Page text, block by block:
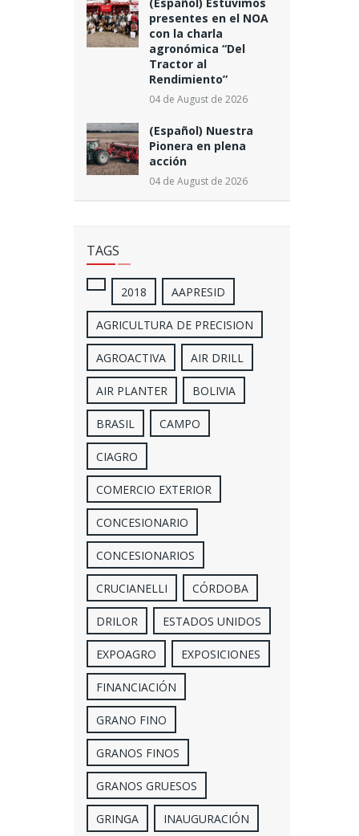
(Español) Estuvimos
presentes en el NOA
con la charla
agronómica “Del
Tractor al
Rendimiento”
04 de August de 2026
(Español) Nuestra
Pionera en plena
acción
04 de August de 2026
TAGS
2018 AAPRESID
AGRICULTURA DE PRECISION
AGROACTIVA AIR DRILL
AIR PLANTER BOLIVIA
BRASIL CAMPO
CIAGRO
COMERCIO EXTERIOR
CONCESIONARIO
CONCESIONARIOS
CRUCIANELLI CÓRDOBA
DRILOR ESTADOS UNIDOS
EXPOAGRO EXPOSICIONES
FINANCIACIÓN
GRANO FINO
GRANOS FINOS
GRANOS GRUESOS
GRINGA INAUGURACIÓN